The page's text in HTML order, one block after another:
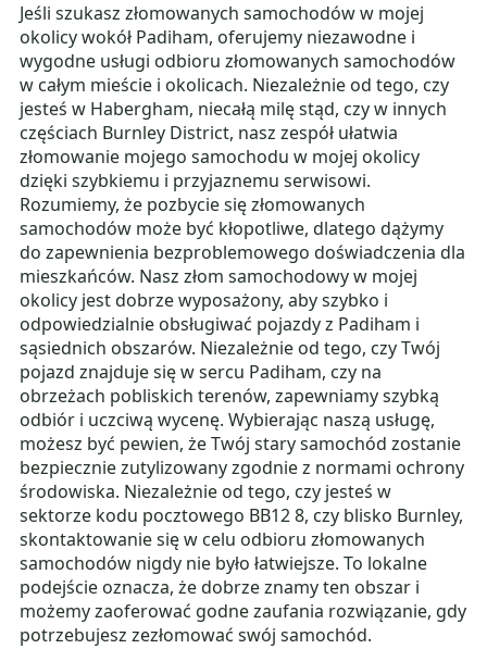
Jeśli szukasz złomowanych samochodów w mojej
okolicy wokół Padiham, oferujemy niezawodne i
wygodne usługi odbioru złomowanych samochodów
w całym mieście i okolicach. Niezależnie od tego, czy
jesteś w Habergham, niecałą milę stąd, czy w innych
częściach Burnley District, nasz zespół ułatwia
złomowanie mojego samochodu w mojej okolicy
dzięki szybkiemu i przyjaznemu serwisowi.
Rozumiemy, że pozbycie się złomowanych
samochodów może być kłopotliwe, dlatego dążymy
do zapewnienia bezproblemowego doświadczenia dla
mieszkańców. Nasz złom samochodowy w mojej
okolicy jest dobrze wyposażony, aby szybko i
odpowiedzialnie obsługiwać pojazdy z Padiham i
sąsiednich obszarów. Niezależnie od tego, czy Twój
pojazd znajduje się w sercu Padiham, czy na
obrzeżach pobliskich terenów, zapewniamy szybką
odbiór i uczciwą wycenę. Wybierając naszą usługę,
możesz być pewien, że Twój stary samochód zostanie
bezpiecznie zutylizowany zgodnie z normami ochrony
środowiska. Niezależnie od tego, czy jesteś w
sektorze kodu pocztowego BB12 8, czy blisko Burnley,
skontaktowanie się w celu odbioru złomowanych
samochodów nigdy nie było łatwiejsze. To lokalne
podejście oznacza, że dobrze znamy ten obszar i
możemy zaoferować godne zaufania rozwiązanie, gdy
potrzebujesz zezłomować swój samochód.